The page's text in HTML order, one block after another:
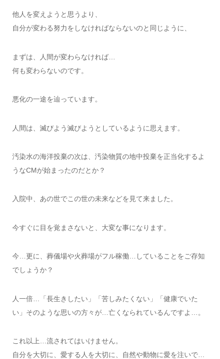
他人を変えようと思うより、
自分が変わる努力をしなければならないのと同じように、
まずは、人間が変わらなければ…
何も変わらないのです。
悪化の一途を辿っています。
人間は、滅びよう滅びようとしているように思えます。
汚染水の海洋投棄の次は、汚染物質の地中投棄を正当化するよ
うなCMが始まったのだとか？
入院中、あの世でこの世の未来などを見て来ました。
今すぐに目を覚まさないと、大変な事になります。
今…更に、葬儀場や火葬場がフル稼働…していることをご存知
でしょうか？
人一倍…「長生きしたい」「苦しみたくない」「健康でいた
い」そのような思いの方々が…亡くなられているんですよ…。
これ以上…流されてはいけません。
自分を大切に、愛する人を大切に、自然や動物に愛を注いで…